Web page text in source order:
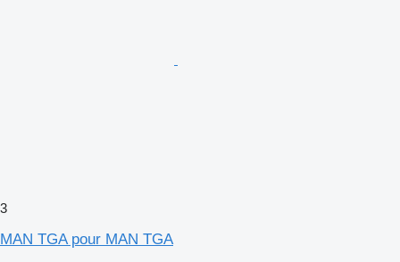
3
MAN TGA pour MAN TGA